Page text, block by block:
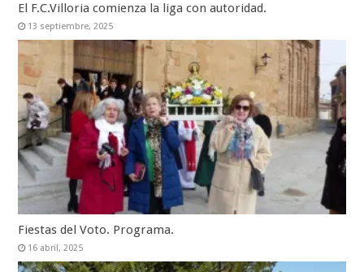
El F.C.Villoria comienza la liga con autoridad.
13 septiembre, 2025
Fiestas del Voto. Programa.
16 abril, 2025